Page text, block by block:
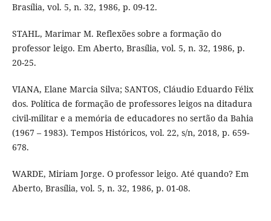
Brasília, vol. 5, n. 32, 1986, p. 09-12.
STAHL, Marimar M. Reflexões sobre a formação do
professor leigo. Em Aberto, Brasília, vol. 5, n. 32, 1986, p.
20-25.
VIANA, Elane Marcia Silva; SANTOS, Cláudio Eduardo Félix
dos. Política de formação de professores leigos na ditadura
civil-militar e a memória de educadores no sertão da Bahia
(1967 – 1983). Tempos Históricos, vol. 22, s/n, 2018, p. 659-
678.
WARDE, Miriam Jorge. O professor leigo. Até quando? Em
Aberto, Brasília, vol. 5, n. 32, 1986, p. 01-08.